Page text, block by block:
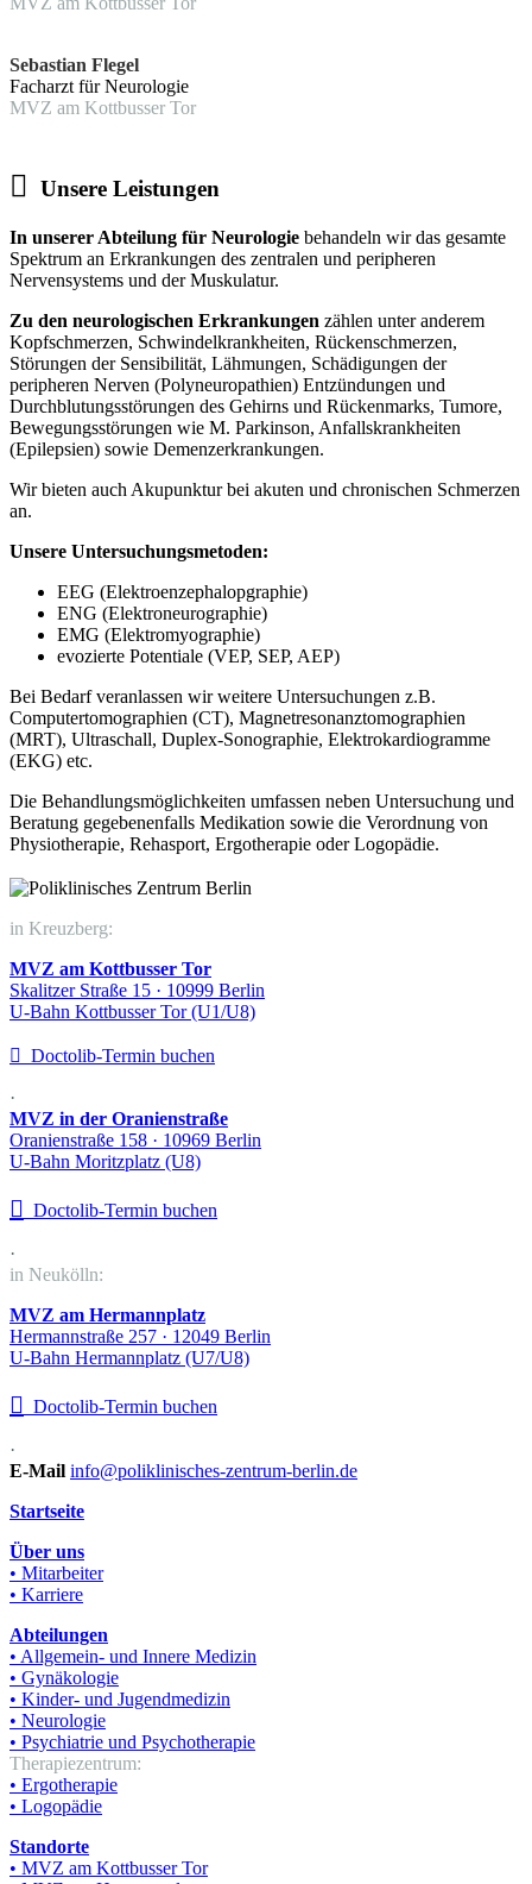
Sebastian Flegel
Facharzt für Neurologie
MVZ am Kottbusser Tor
 Unsere Leistungen
In unserer Abteilung für Neurologie behandeln wir das gesamte
Spektrum an Erkrankungen des zentralen und peripheren
Nervensystems und der Muskulatur.
Zu den neurologischen Erkrankungen zählen unter anderem
Kopfschmerzen, Schwindelkrankheiten, Rückenschmerzen,
Störungen der Sensibilität, Lähmungen, Schädigungen der
peripheren Nerven (Polyneuropathien) Entzündungen und
Durchblutungsstörungen des Gehirns und Rückenmarks, Tumore,
Bewegungsstörungen wie M. Parkinson, Anfallskrankheiten
(Epilepsien) sowie Demenzerkrankungen.
Wir bieten auch Akupunktur bei akuten und chronischen Schmerzen
an.
Unsere Untersuchungsmetoden:
EEG (Elektroenzephalopgraphie)
ENG (Elektroneurographie)
EMG (Elektromyographie)
evozierte Potentiale (VEP, SEP, AEP)
Bei Bedarf veranlassen wir weitere Untersuchungen z.B.
Computertomographien (CT), Magnetresonanztomographien
(MRT), Ultraschall, Duplex-Sonographie, Elektrokardiogramme
(EKG) etc.
Die Behandlungsmöglichkeiten umfassen neben Untersuchung und
Beratung gegebenenfalls Medikation sowie die Verordnung von
Physiotherapie, Rehasport, Ergotherapie oder Logopädie.
in Kreuzberg:
MVZ am Kottbusser Tor
Skalitzer Straße 15 · 10999 Berlin
U-Bahn Kottbusser Tor (U1/U8)
 Doctolib-Termin buchen
·
MVZ in der Oranienstraße
Oranienstraße 158 · 10969 Berlin
U-Bahn Moritzplatz (U8)
 Doctolib-Termin buchen
·
in Neukölln:
MVZ am Hermannplatz
Hermannstraße 257 · 12049 Berlin
U-Bahn Hermannplatz (U7/U8)
 Doctolib-Termin buchen
·
E-Mail info@poliklinisches-zentrum-berlin.de
Startseite
Über uns
• Mitarbeiter
• Karriere
Abteilungen
• Allgemein- und Innere Medizin
• Gynäkologie
• Kinder- und Jugendmedizin
• Neurologie
• Psychiatrie und Psychotherapie
Therapiezentrum:
• Ergotherapie
• Logopädie
Standorte
• MVZ am Kottbusser Tor